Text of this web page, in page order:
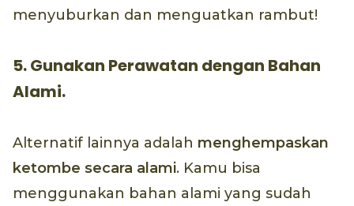
menyuburkan dan menguatkan rambut!
5. Gunakan Perawatan dengan Bahan
Alami.
Alternatif lainnya adalah menghempaskan
ketombe secara alami. Kamu bisa
menggunakan bahan alami yang sudah